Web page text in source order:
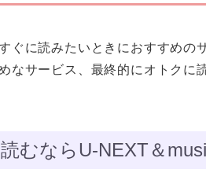
ぐに読みたいときにおすすめの
なサービス、最終的にオトクに
むならU-NEXT＆